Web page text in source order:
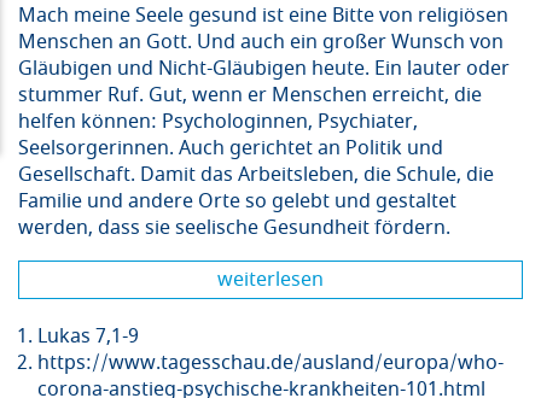
Mach meine Seele gesund ist eine Bitte von religiösen
Menschen an Gott. Und auch ein großer Wunsch von
Gläubigen und Nicht-Gläubigen heute. Ein lauter oder
stummer Ruf. Gut, wenn er Menschen erreicht, die
helfen können: Psychologinnen, Psychiater,
Seelsorgerinnen. Auch gerichtet an Politik und
Gesellschaft. Damit das Arbeitsleben, die Schule, die
Familie und andere Orte so gelebt und gestaltet
werden, dass sie seelische Gesundheit fördern.
weiterlesen
Lukas 7,1-9
https://www.tagesschau.de/ausland/europa/who-
corona-anstieg-psychische-krankheiten-101.html